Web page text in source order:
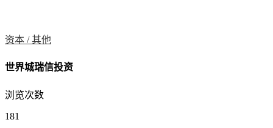
资本 /其他
世界城瑞信投资
浏览次数
181